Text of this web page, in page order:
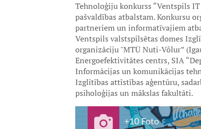
Tehnoloģiju konkurss “Ventspils
pašvaldības atbalstam. Konkursu
partneriem un informatīvajiem
Ventspils valstspilsētas domes
organizāciju "MTÜ Nuti-Võlur”
Energoefektivitātes centrs, SIA
Informācijas un komunikācijas
Izglītības attīstības aģentūru,
psiholoģijas un mākslas fakultāti.
+10 Foto